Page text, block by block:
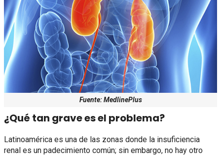
Fuente: MedlinePlus
¿Qué tan grave es el problema?
Latinoamérica es una de las zonas donde la insuficiencia
renal es un padecimiento común; sin embargo, no hay otro